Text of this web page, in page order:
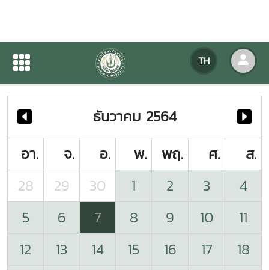
TH
ปฏิทินกิจกรรมของหน่วยงาน
ปฏิทินกิจกรรมของหน่วยงาน
ธันวาคม 2564
อา.
จ. อ. พ. พฤ. ศ.
ส.
28
29 30 1 2 3
4
5
6 7 8 9 10
11
12
13 14 15 16 17
18